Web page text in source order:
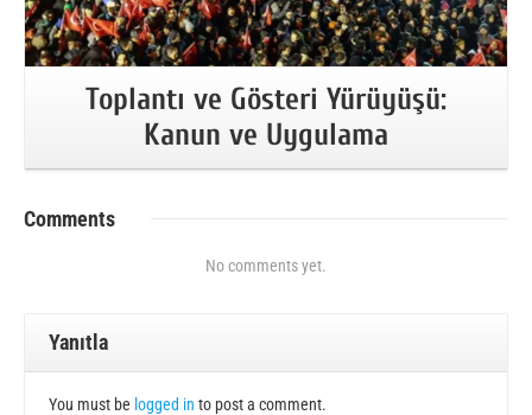
Toplantı ve Gösteri Yürüyüşü:
Kanun ve Uygulama
Comments
No comments yet.
Yanıtla
You must be logged in to post a comment.